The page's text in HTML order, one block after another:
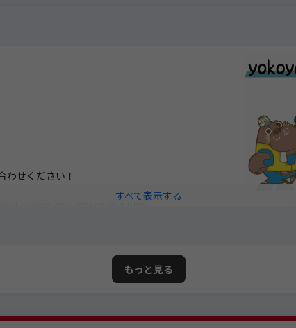
わせください！
yokoyamakiso/internship.php
もっと見る